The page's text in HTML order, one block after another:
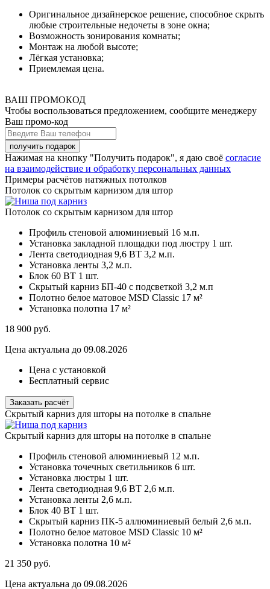
Оригинальное дизайнерское решение, способное скрыть
любые строительные недочеты в зоне окна;
Возможность зонирования комнаты;
Монтаж на любой высоте;
Лёгкая установка;
Приемлемая цена.
ВАШ ПРОМОКОД
Чтобы воспользоваться предложением, сообщите менеджеру
Ваш промо-код
Нажимая на кнопку "Получить подарок", я даю своё согласие
на взаимодействие и обработку персональных данных
Примеры расчётов натяжных потолков
Потолок со скрытым карнизом для штор
Потолок со скрытым карнизом для штор
Профиль стеновой алюминиевый 16 м.п.
Установка закладной площадки под люстру 1 шт.
Лента светодиодная 9,6 ВТ 3,2 м.п.
Установка ленты 3,2 м.п.
Блок 60 ВТ 1 шт.
Скрытый карниз БП-40 с подсветкой 3,2 м.п
Полотно белое матовое MSD Classic 17 м²
Установка полотна 17 м²
18 900 руб.
Цена актуальна до 09.08.2026
Цена с установкой
Бесплатный сервис
Заказать расчёт
Скрытый карниз для шторы на потолке в спальне
Скрытый карниз для шторы на потолке в спальне
Профиль стеновой алюминиевый 12 м.п.
Установка точечных светильников 6 шт.
Установка люстры 1 шт.
Лента светодиодная 9,6 ВТ 2,6 м.п.
Установка ленты 2,6 м.п.
Блок 40 ВТ 1 шт.
Скрытый карниз ПК-5 аллюминиевый белый 2,6 м.п.
Полотно белое матовое MSD Classic 10 м²
Установка полотна 10 м²
21 350 руб.
Цена актуальна до 09.08.2026